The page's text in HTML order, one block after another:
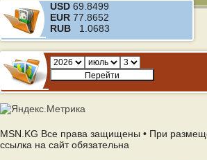
USD 69.8499
EUR 77.8652
RUB 1.0683
MSN.KG Все права защищены • При
ссылка на сайт обязательна